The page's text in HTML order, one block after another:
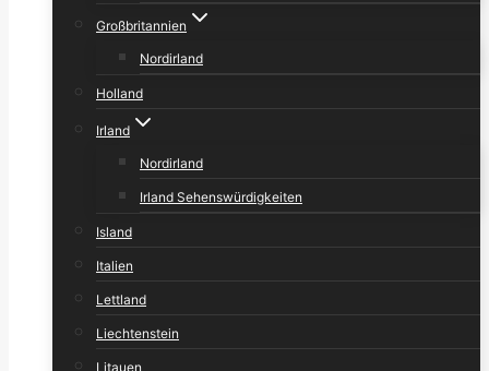
Großbritannien
Nordirland
Holland
Irland
Nordirland
Irland Sehenswürdigkeiten
Island
Italien
Lettland
Liechtenstein
Litauen